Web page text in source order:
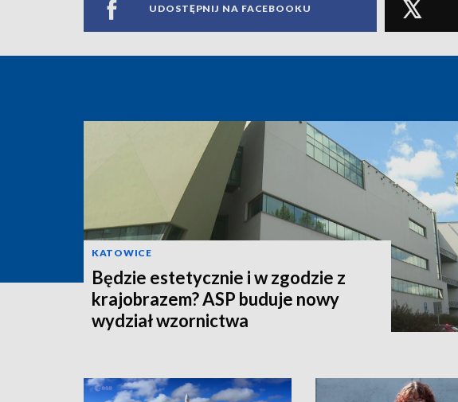
UDOSTĘPNIJ NA FACEBOOKU
KATOWICE
Będzie estetycznie i w zgodzie z
krajobrazem? ASP buduje nowy
wydział wzornictwa